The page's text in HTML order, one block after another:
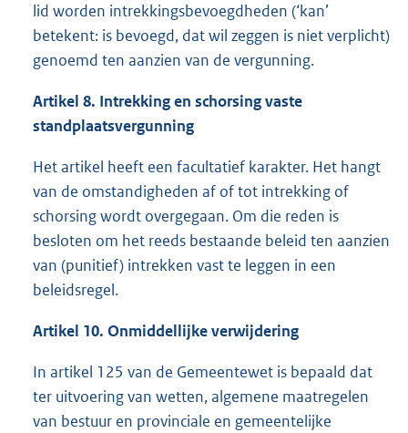
lid worden intrekkingsbevoegdheden (‘kan’
betekent: is bevoegd, dat wil zeggen is niet verplicht)
genoemd ten aanzien van de vergunning.
Artikel 8. Intrekking en schorsing vaste
standplaatsvergunning
Het artikel heeft een facultatief karakter. Het hangt
van de omstandigheden af of tot intrekking of
schorsing wordt overgegaan. Om die reden is
besloten om het reeds bestaande beleid ten aanzien
van (punitief) intrekken vast te leggen in een
beleidsregel.
Artikel 10. Onmiddellijke verwijdering
In artikel 125 van de Gemeentewet is bepaald dat
ter uitvoering van wetten, algemene maatregelen
van bestuur en provinciale en gemeentelijke